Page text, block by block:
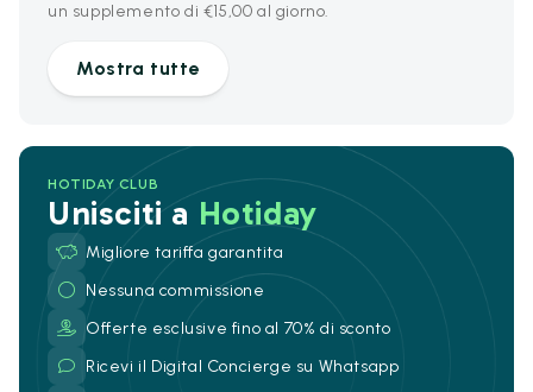
un supplemento di €15,00 al giorno.
Mostra tutte
HOTIDAY CLUB
Unisciti a Hotiday
Migliore tariffa garantita
Nessuna commissione
Offerte esclusive fino al 70% di sconto
Ricevi il Digital Concierge su Whatsapp